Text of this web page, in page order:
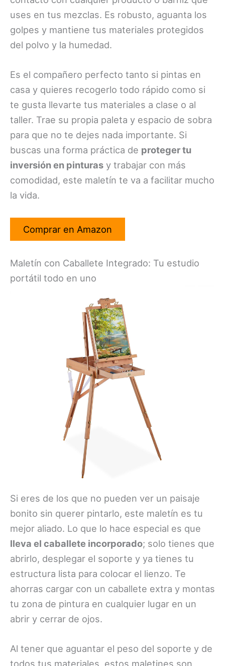
uses en tus mezclas. Es robusto, aguanta los
golpes y mantiene tus materiales protegidos
del polvo y la humedad.
Es el compañero perfecto tanto si pintas en
casa y quieres recogerlo todo rápido como si
te gusta llevarte tus materiales a clase o al
taller. Trae su propia paleta y espacio de sobra
para que no te dejes nada importante. Si
buscas una forma práctica de proteger tu
inversión en pinturas y trabajar con más
comodidad, este maletín te va a facilitar mucho
la vida.
Comprar en Amazon
Maletín con Caballete Integrado: Tu estudio
portátil todo en uno
Si eres de los que no pueden ver un paisaje
bonito sin querer pintarlo, este maletín es tu
mejor aliado. Lo que lo hace especial es que
lleva el caballete incorporado; solo tienes que
abrirlo, desplegar el soporte y ya tienes tu
estructura lista para colocar el lienzo. Te
ahorras cargar con un caballete extra y montas
tu zona de pintura en cualquier lugar en un
abrir y cerrar de ojos.
Al tener que aguantar el peso del soporte y de
todos tus materiales, estos maletines son